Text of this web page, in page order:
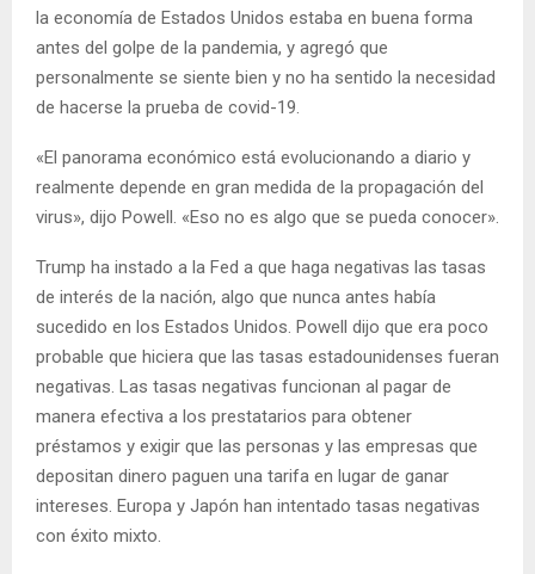
la economía de Estados Unidos estaba en buena forma
antes del golpe de la pandemia, y agregó que
personalmente se siente bien y no ha sentido la necesidad
de hacerse la prueba de covid-19.
«El panorama económico está evolucionando a diario y
realmente depende en gran medida de la propagación del
virus», dijo Powell. «Eso no es algo que se pueda conocer».
Trump ha instado a la Fed a que haga negativas las tasas
de interés de la nación, algo que nunca antes había
sucedido en los Estados Unidos. Powell dijo que era poco
probable que hiciera que las tasas estadounidenses fueran
negativas. Las tasas negativas funcionan al pagar de
manera efectiva a los prestatarios para obtener
préstamos y exigir que las personas y las empresas que
depositan dinero paguen una tarifa en lugar de ganar
intereses. Europa y Japón han intentado tasas negativas
con éxito mixto.